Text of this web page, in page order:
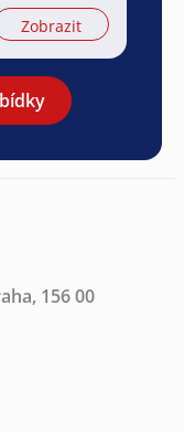
Zobrazit
156 00